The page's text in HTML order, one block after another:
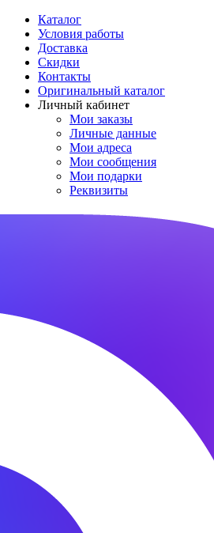
Каталог
Условия работы
Доставка
Скидки
Контакты
Оригинальный каталог
Личный кабинет
Мои заказы
Личные данные
Мои адреса
Мои сообщения
Мои подарки
Реквизиты